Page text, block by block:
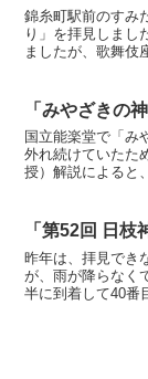
錦糸町駅前のすみ
り」を拝見しまし
ましたが、歌舞伎
「みやざきの
国立能楽堂で「み
外れ続けていたた
授）解説によると
「第52回 日
昨年は、拝見でき
が、雨が降らなく
半に到着して40番